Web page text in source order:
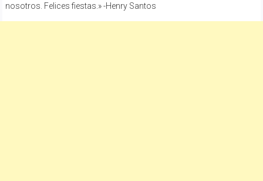
nosotros. Felices fiestas.» -Henry Santos